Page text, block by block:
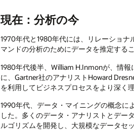
現在：分析の今
1970年代と1980年代には、リレーショ
マンドの分析のためにデータを推定する
1980年代後半、William H.Inmonが、情
に、Gartner社のアナリストHoward
を利用してビジネスプロセスをより深く
1990年代、データ・マイニングの概念に
した。多くのデータ・アナリストとデー
ルゴリズムを開発し、大規模なデータセ